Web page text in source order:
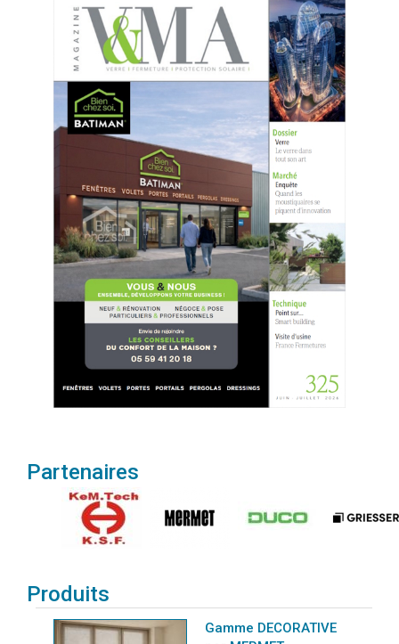
Partenaires
Produits
Gamme DECORATIVE